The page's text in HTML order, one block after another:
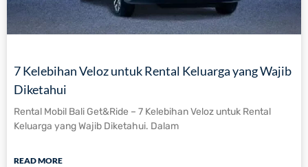
7 Kelebihan Veloz untuk Rental Keluarga yang Wajib
Diketahui
Rental Mobil Bali Get&Ride – 7 Kelebihan Veloz untuk Rental
Keluarga yang Wajib Diketahui. Dalam
READ MORE